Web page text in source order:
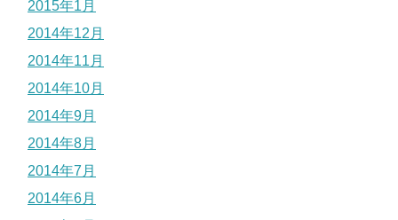
2015年1月
2014年12月
2014年11月
2014年10月
2014年9月
2014年8月
2014年7月
2014年6月